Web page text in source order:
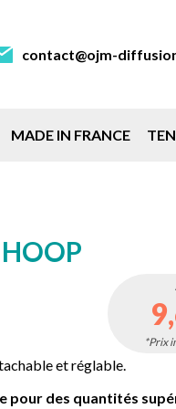
contact@ojm-
MADE IN FRANCE
*Prix
et réglable.
pour des quantités